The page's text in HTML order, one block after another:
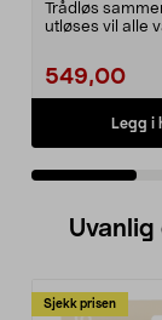
Trådløs
utløses vil alle
549,00
Legg i
Sjekk prisen